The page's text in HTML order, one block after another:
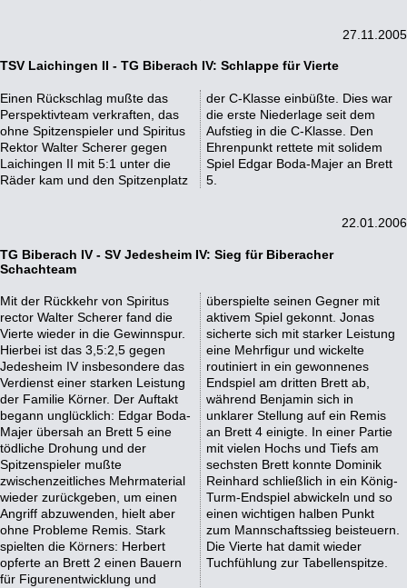
27.11.2005
TSV Laichingen II - TG Biberach IV: Schlappe für Vierte
Einen Rückschlag mußte das
Perspektivteam verkraften, das
ohne Spitzenspieler und Spiritus
Rektor Walter Scherer gegen
Laichingen II mit 5:1 unter die
Räder kam und den Spitzenplatz
der C-Klasse einbüßte. Dies war
die erste Niederlage seit dem
Aufstieg in die C-Klasse. Den
Ehrenpunkt rettete mit solidem
Spiel Edgar Boda-Majer an Brett
5.
22.01.2006
TG Biberach IV - SV Jedesheim IV: Sieg für Biberacher
Schachteam
Mit der Rückkehr von Spiritus
rector Walter Scherer fand die
Vierte wieder in die Gewinnspur.
Hierbei ist das 3,5:2,5 gegen
Jedesheim IV insbesondere das
Verdienst einer starken Leistung
der Familie Körner. Der Auftakt
begann unglücklich: Edgar Boda-
Majer übersah an Brett 5 eine
tödliche Drohung und der
Spitzenspieler mußte
zwischenzeitliches Mehrmaterial
wieder zurückgeben, um einen
Angriff abzuwenden, hielt aber
ohne Probleme Remis. Stark
spielten die Körners: Herbert
opferte an Brett 2 einen Bauern
für Figurenentwicklung und
überspielte seinen Gegner mit
aktivem Spiel gekonnt. Jonas
sicherte sich mit starker Leistung
eine Mehrfigur und wickelte
routiniert in ein gewonnenes
Endspiel am dritten Brett ab,
während Benjamin sich in
unklarer Stellung auf ein Remis
an Brett 4 einigte. In einer Partie
mit vielen Hochs und Tiefs am
sechsten Brett konnte Dominik
Reinhard schließlich in ein König-
Turm-Endspiel abwickeln und so
einen wichtigen halben Punkt
zum Mannschaftssieg beisteuern.
Die Vierte hat damit wieder
Tuchfühlung zur Tabellenspitze.